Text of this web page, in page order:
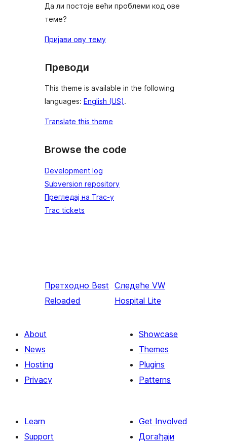
Да ли постоје већи проблеми код ове
теме?
Пријави ову тему
Преводи
This theme is available in the following
languages: English (US).
Translate this theme
Browse the code
Development log
Subversion repository
Прегледај на Trac-у
Trac tickets
Претходно Best
Reloaded
Следеће VW
Hospital Lite
About
News
Hosting
Privacy
Showcase
Themes
Plugins
Patterns
Learn
Support
Get Involved
Догађаји